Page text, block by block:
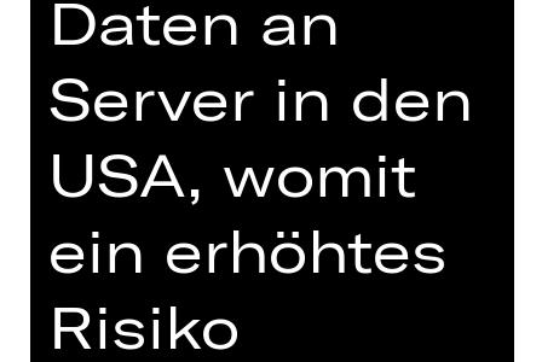
Orchesterfassung zu hören sein.
TEAM
TERMINE UND BESETZUNG
MIT FREUNDLICHER
UNTERSTÜTZUNG
Daten an
Server in den
USA, womit
ein erhöhtes
Risiko